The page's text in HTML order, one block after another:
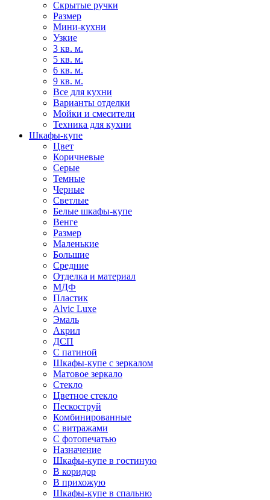
Скрытые ручки
Размер
Мини-кухни
Узкие
3 кв. м.
5 кв. м.
6 кв. м.
9 кв. м.
Все для кухни
Варианты отделки
Мойки и смесители
Техника для кухни
Шкафы-купе
Цвет
Коричневые
Серые
Темные
Черные
Светлые
Белые шкафы-купе
Венге
Размер
Маленькие
Большие
Средние
Отделка и материал
МДФ
Пластик
Alvic Luxe
Эмаль
Акрил
ДСП
С патиной
Шкафы-купе с зеркалом
Матовое зеркало
Стекло
Цветное стекло
Пескоструй
Комбинированные
С витражами
С фотопечатью
Назначение
Шкафы-купе в гостиную
В коридор
В прихожую
Шкафы-купе в спальню